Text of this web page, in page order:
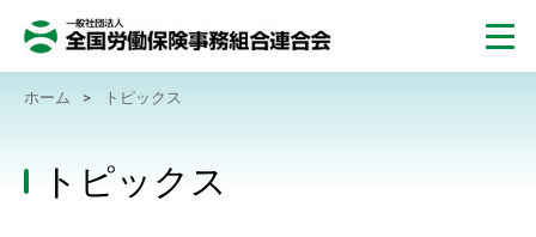
ホーム > トピックス
トピックス